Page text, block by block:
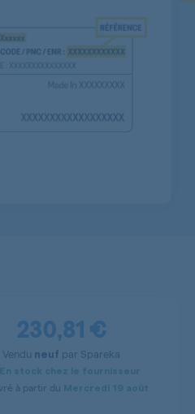
230,81 €
Vendu neuf par Spareka
En stock chez le fournisseur
à partir du Mercredi 19 août